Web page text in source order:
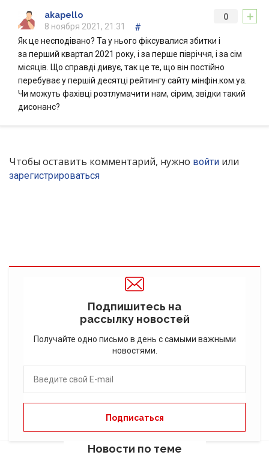
+
0
akapello
8 ноября 2021, 21:31
#
Як це несподівано? Та у нього фіксувалися збитки і
за перший квартал 2021 року, і за перше півріччя, і за сім
місяців. Що справді дивує, так це те, що він постійно
перебуває у першій десятці рейтингу сайту мінфін.ком.уа.
Чи можуть фахівці розтлумачити нам, сірим, звідки такий
дисонанс?
Чтобы оставить комментарий, нужно войти или
зарегистрироваться
Подпишитесь на
рассылку новостей
Получайте одно письмо в день с самыми важными
новостями.
Новости по теме